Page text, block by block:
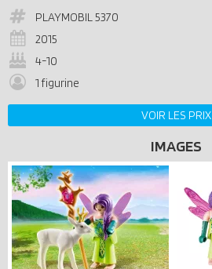
PLAYMOBIL5370
2015
4-10
1 figurine
VOIR LES PRIX
IMAGES